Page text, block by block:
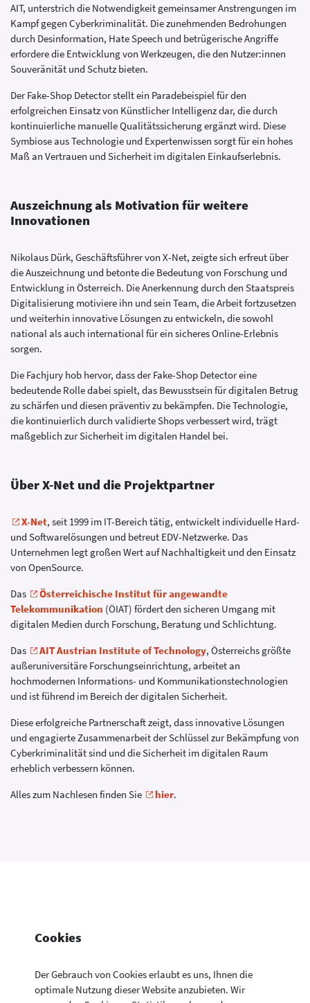
Cookies
Der Gebrauch von Cookies erlaubt es uns, Ihnen die
optimale Nutzung dieser Website anzubieten. Wir
AIT, unterstrich die Notwendigkeit gemeinsamer Anstrengungen im
Kampf gegen Cyberkriminalität. Die zunehmenden Bedrohungen
durch Desinformation, Hate Speech und betrügerische Angriffe
erfordere die Entwicklung von Werkzeugen, die den Nutzer:innen
Souveränität und Schutz bieten.
Der Fake-Shop Detector stellt ein Paradebeispiel für den
erfolgreichen Einsatz von Künstlicher Intelligenz dar, die durch
kontinuierliche manuelle Qualitätssicherung ergänzt wird. Diese
Symbiose aus Technologie und Expertenwissen sorgt für ein hohes
Maß an Vertrauen und Sicherheit im digitalen Einkaufserlebnis.
Auszeichnung als Motivation für weitere
Innovationen
Nikolaus Dürk, Geschäftsführer von X-Net, zeigte sich erfreut über
die Auszeichnung und betonte die Bedeutung von Forschung und
Entwicklung in Österreich. Die Anerkennung durch den Staatspreis
Digitalisierung motiviere ihn und sein Team, die Arbeit fortzusetzen
und weiterhin innovative Lösungen zu entwickeln, die sowohl
national als auch international für ein sicheres Online-Erlebnis
sorgen.
Die Fachjury hob hervor, dass der Fake-Shop Detector eine
bedeutende Rolle dabei spielt, das Bewusstsein für digitalen Betrug
zu schärfen und diesen präventiv zu bekämpfen. Die Technologie,
die kontinuierlich durch validierte Shops verbessert wird, trägt
maßgeblich zur Sicherheit im digitalen Handel bei.
Über X-Net und die Projektpartner
X-Net, seit 1999 im IT-Bereich tätig, entwickelt individuelle Hard-
und Softwarelösungen und betreut EDV-Netzwerke. Das
Unternehmen legt großen Wert auf Nachhaltigkeit und den Einsatz
von OpenSource.
Das
Österreichische Institut für angewandte
Telekommunikation (ÖIAT) fördert den sicheren Umgang mit
digitalen Medien durch Forschung, Beratung und Schlichtung.
Das
AIT Austrian Institute of Technology, Österreichs größte
außeruniversitäre Forschungseinrichtung, arbeitet an
hochmodernen Informations- und Kommunikationstechnologien
und ist führend im Bereich der digitalen Sicherheit.
Diese erfolgreiche Partnerschaft zeigt, dass innovative Lösungen
und engagierte Zusammenarbeit der Schlüssel zur Bekämpfung von
Cyberkriminalität sind und die Sicherheit im digitalen Raum
erheblich verbessern können.
Alles zum Nachlesen finden Sie
hier.